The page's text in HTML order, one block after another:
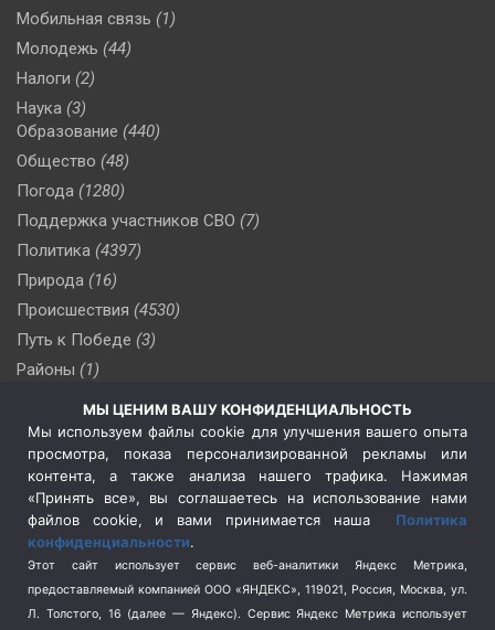
Мобильная связь (1)
Молодежь (44)
Налоги (2)
Наука (3)
Образование (440)
Общество (48)
Погода (1280)
Поддержка участников СВО (7)
Политика (4397)
Природа (16)
Происшествия (4530)
Путь к Победе (3)
Районы (1)
(510)
Сельское хозяйство (3)
Социальная политика
(3)
Спецоперация в Украине
Спецоперация на Украине
(404)
Спорт (740)
Терроризм (1)
МЫ ЦЕНИМ ВАШУ КОНФИДЕНЦИАЛЬНОСТЬ
Мы используем файлы cookie для улучшения вашего опыта
просмотра, показа персонализированной рекламы или
контента, а также анализа нашего трафика. Нажимая
«Принять все», вы соглашаетесь на использование нами
файлов cookie, и вами принимается наша Политика
конфиденциальности.
Этот сайт использует сервис веб-аналитики Яндекс Метрика,
предоставляемый компанией ООО «ЯНДЕКС», 119021, Россия, Москва, ул.
Л. Толстого, 16 (далее — Яндекс). Сервис Яндекс Метрика использует